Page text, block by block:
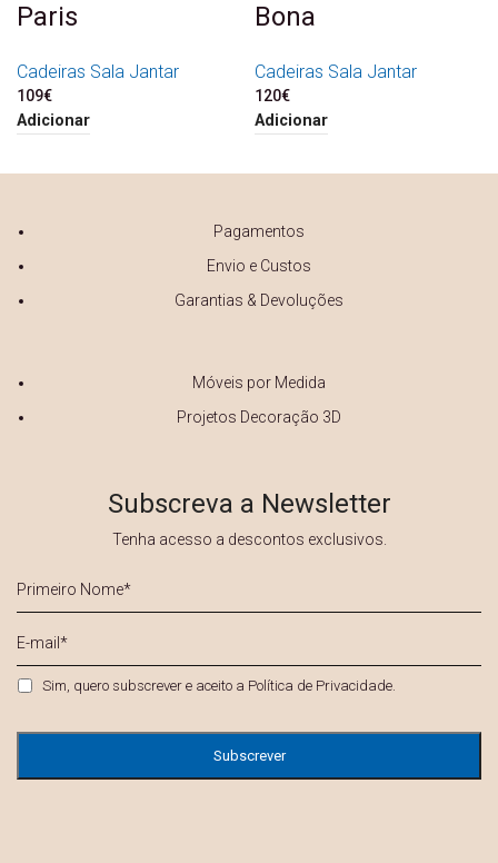
Paris
Cadeiras Sala Jantar
109€
Adicionar
Bona
Cadeiras Sala Jantar
120€
Adicionar
Pagamentos
Envio e Custos
Garantias & Devoluções
Móveis por Medida
Projetos Decoração 3D
Subscreva a Newsletter
Tenha acesso a descontos exclusivos.
Nome
*
mail
Privacidade *
Sim, quero subscrever e aceito a Política de Privacidade